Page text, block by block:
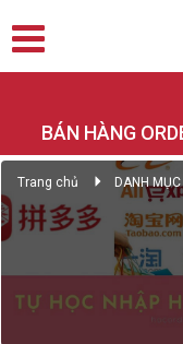
BÁN HÀNG
Trang chủ DANH MỤC